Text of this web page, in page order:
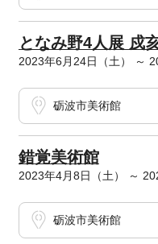
となみ野4人展 戍
2023年6月24日（土） ～
砺波市美術館
錯覚美術館
2023年4月8日（土） ～
砺波市美術館